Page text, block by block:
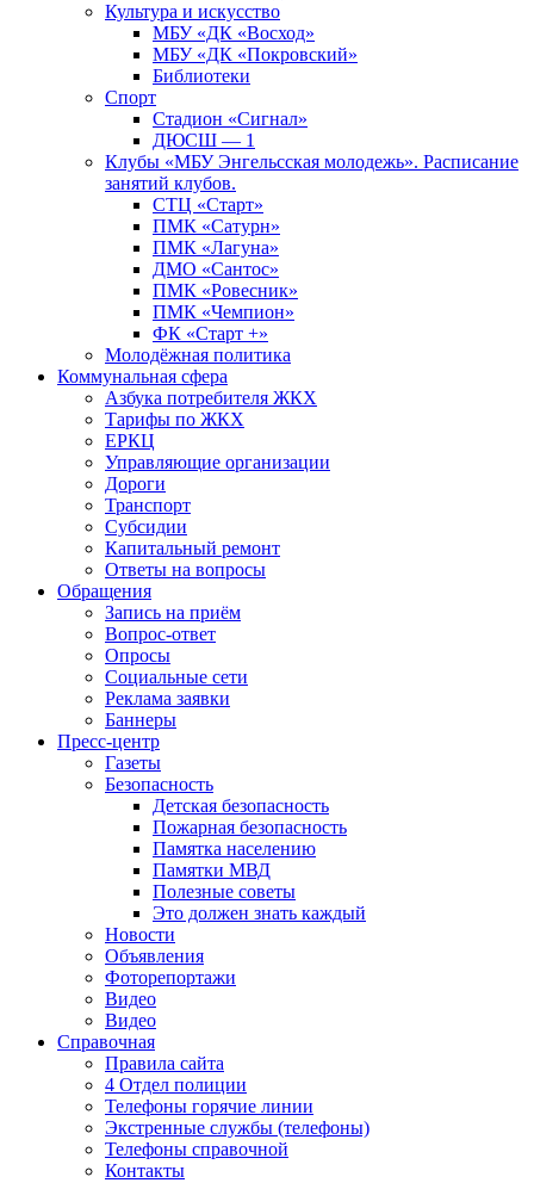
Культура и искусство
МБУ «ДК «Восход»
МБУ «ДК «Покровский»
Библиотеки
Спорт
Стадион «Сигнал»
ДЮСШ — 1
Клубы «МБУ Энгельсская молодежь». Расписание
занятий клубов.
СТЦ «Старт»
ПМК «Сатурн»
ПМК «Лагуна»
ДМО «Сантос»
ПМК «Ровесник»
ПМК «Чемпион»
ФК «Старт +»
Молодёжная политика
Коммунальная сфера
Азбука потребителя ЖКХ
Тарифы по ЖКХ
ЕРКЦ
Управляющие организации
Дороги
Транспорт
Субсидии
Капитальный ремонт
Ответы на вопросы
Обращения
Запись на приём
Вопрос-ответ
Опросы
Социальные сети
Реклама заявки
Баннеры
Пресс-центр
Газеты
Безопасность
Детская безопасность
Пожарная безопасность
Памятка населению
Памятки МВД
Полезные советы
Это должен знать каждый
Новости
Объявления
Фоторепортажи
Видео
Видео
Справочная
Правила сайта
4 Отдел полиции
Телефоны горячие линии
Экстренные службы (телефоны)
Телефоны справочной
Контакты